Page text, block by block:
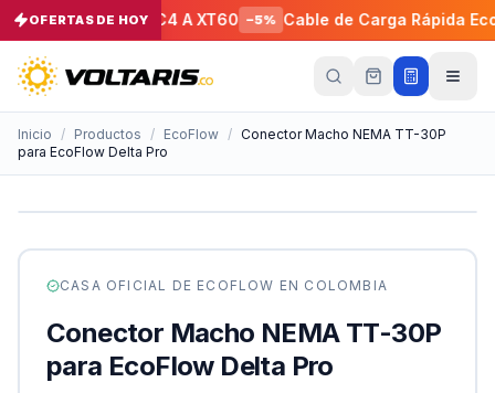
OFERTAS DE HOY
Solar de MC4 A XT60 −5% Cable de Carga Rápida
Inicio / Productos / EcoFlow / Conector Macho NEMA TT-30P
para EcoFlow Delta Pro
CASA OFICIAL DE ECOFLOW EN COLOMBIA
Conector Macho NEMA TT-30P
para EcoFlow Delta Pro
Tu
Vacío
Tu
vacío
al
págalos